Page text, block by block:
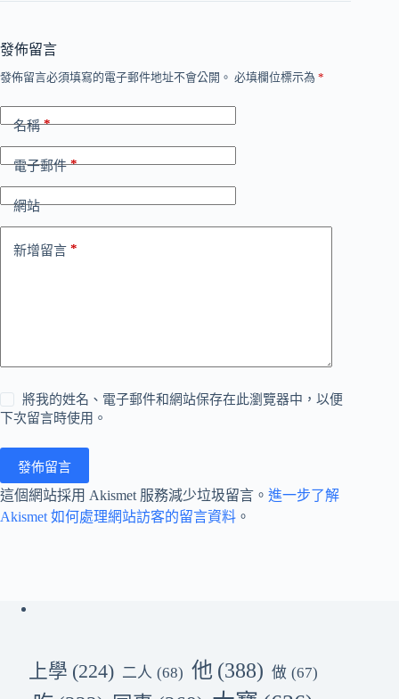
發佈留言
發佈留言必須填寫的電子郵件地址不會公開。 必填欄位標示為 *
名稱*
電子郵件*
網站
新增留言 *
將我的姓名、電子郵件和網站保存在此瀏覽器中，以便
下次留言時使用。
發佈留言
這個網站採用 Akismet 服務減少垃圾留言。 進一步了解
Akismet 如何處理網站訪客的留言資料 。
上學 (224) 二人 (68) 他 (388) 做 (67)